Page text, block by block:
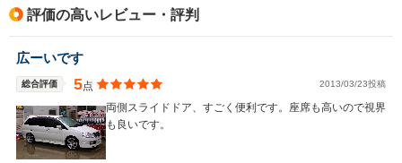
評価の高いレビュー・評判
広ーいです
総合評価 5点 2013/03/23投稿
両側スライドドア、すごく便利です。座席も高いので視界
も良いです。